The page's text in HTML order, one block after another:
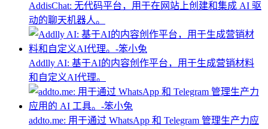
AddisChat: 无代码平台，用于在网站上创建和集成 AI 驱
动的聊天机器人。
Addlly AI: 基于AI的内容创作平台，用于生成营销材料
和自定义AI代理。
addto.me: 用于通过 WhatsApp 和 Telegram 管理生产力应